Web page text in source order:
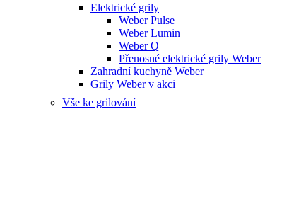
Elektrické grily
Weber Pulse
Weber Lumin
Weber Q
Přenosné elektrické grily Weber
Zahradní kuchyně Weber
Grily Weber v akci
Vše ke grilování